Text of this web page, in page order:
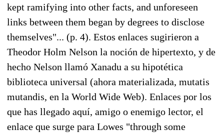
kept ramifying into other facts, and unforeseen
links between them began by degrees to disclose
themselves"... (p. 4). Estos enlaces sugirieron a
Theodor Holm Nelson la noción de hipertexto, y de
hecho Nelson llamó Xanadu a su hipotética
biblioteca universal (ahora materializada, mutatis
mutandis, en la World Wide Web). Enlaces por los
que has llegado aquí, amigo o enemigo lector, el
enlace que surge para Lowes "through some